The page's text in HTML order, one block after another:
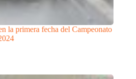
la primera fecha del Campeonato